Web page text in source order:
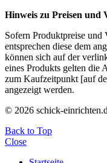
Hinweis zu Preisen und
Sofern Produktpreise und
entsprechen diese dem
können sich auf der
eines Produkts gelten die
zum Kaufzeitpunkt [auf
angezeigt werden.
© 2026 schick-
Back to Top
Close